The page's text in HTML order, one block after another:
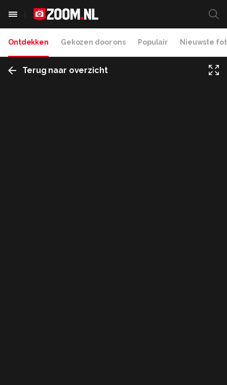
Ontdekken Gekozen door ons Populair Nieuwste
Terug naar overzicht